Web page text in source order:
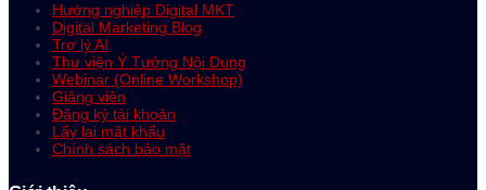
Hướng nghiệp Digital MKT
Digital Marketing Blog
Trợ lý AI
Thư viện Ý Tưởng Nội Dung
Webinar (Online Workshop)
Giảng viên
Đăng ký tài khoản
Lấy lại mật khẩu
Chính sách bảo mật